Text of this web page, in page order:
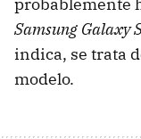
Samsung Galaxy
indica, se trata
modelo.